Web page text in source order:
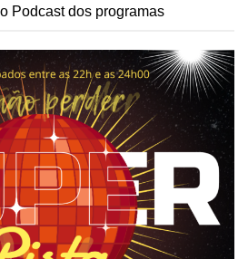
Podcast dos programas